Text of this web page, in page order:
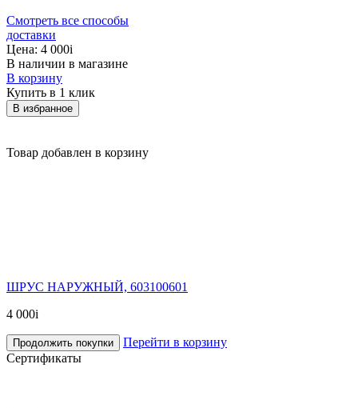
Смотреть все способы
доставки
Цена: 4 000i
В наличии в магазине
В корзину
Купить в 1 клик
В избранное
Товар добавлен в корзину
ШРУС НАРУЖНЫЙ, 603100601
4 000i
Продолжить покупки
Перейти в корзину
Сертификаты